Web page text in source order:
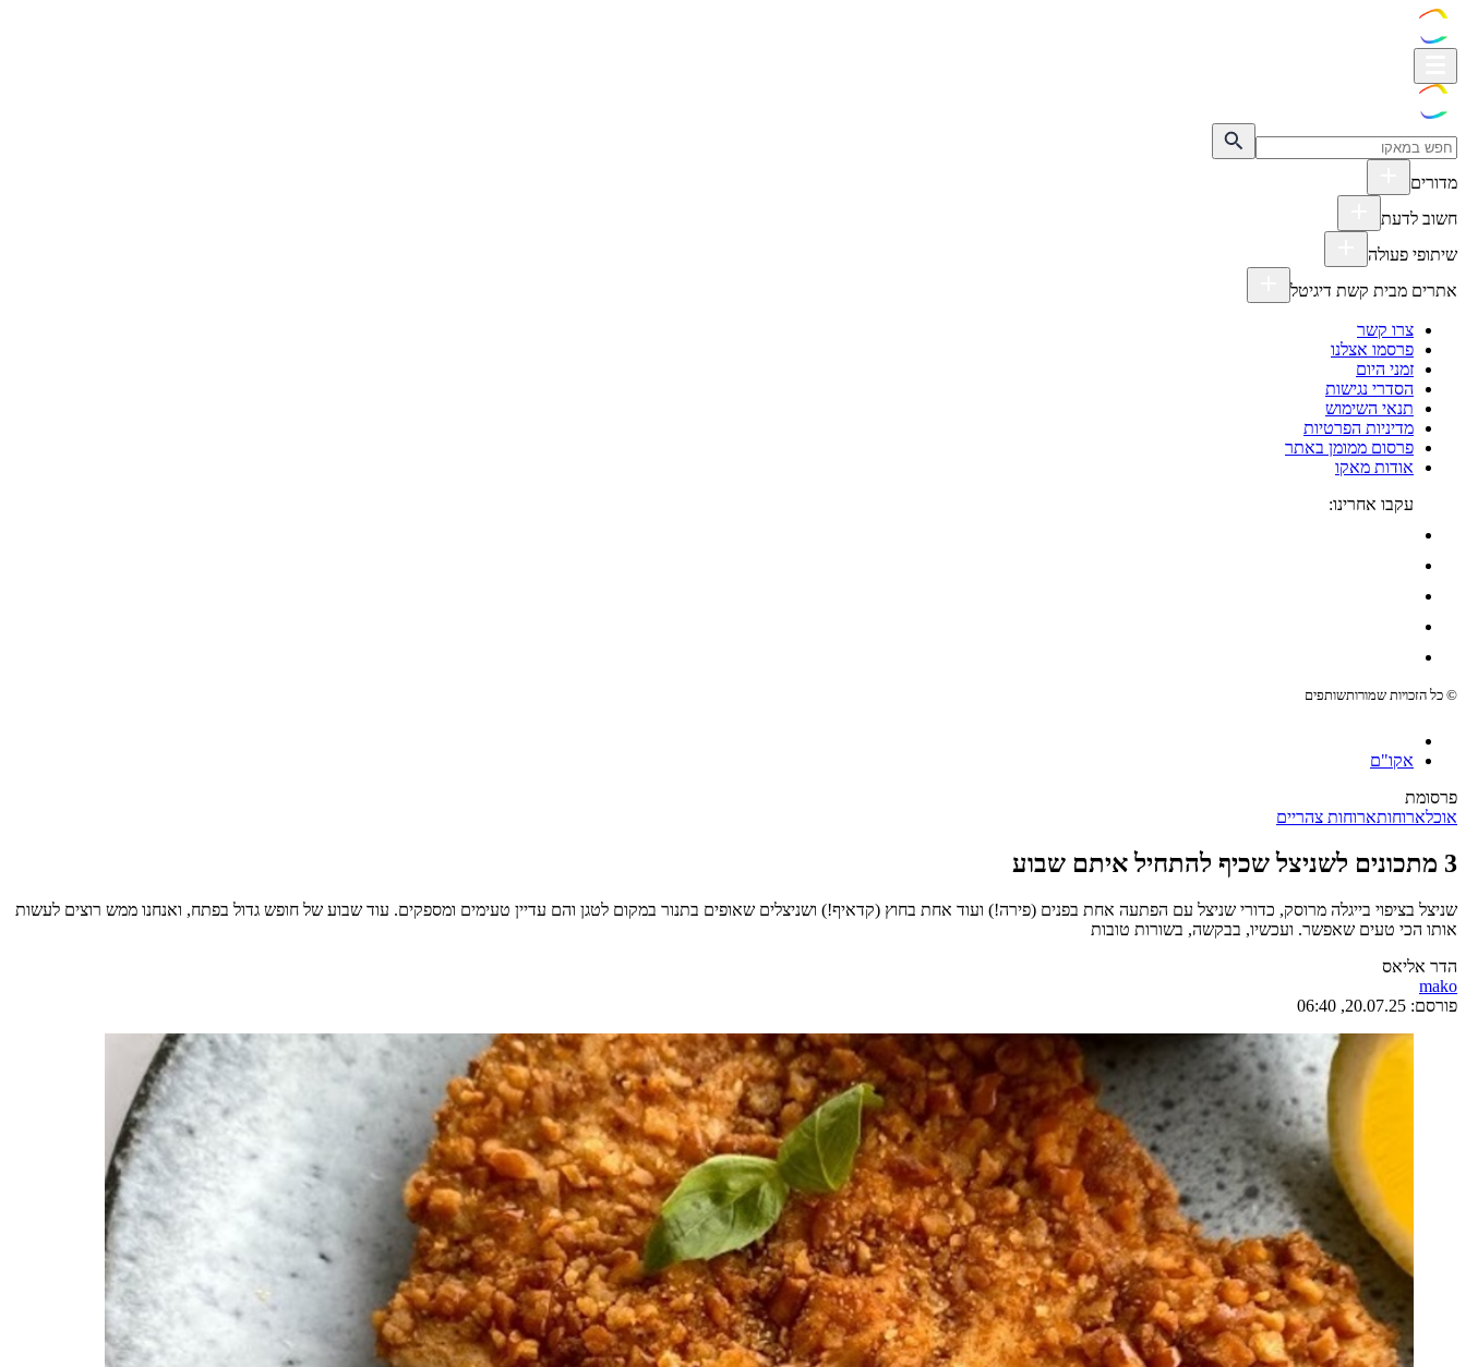
מדורים
חשוב לדעת
שיתופי פעולה
אתרים מבית קשת דיגיטל
צרו קשר
פרסמו אצלנו
זמני היום
הסדרי נגישות
תנאי השימוש
מדיניות הפרטיות
פרסום ממומן באתר
אודות מאקו
עקבו אחרינו:
© כל הזכויות שמורותשותפים
אקו"ם
פרסומת
אוכלארוחותארוחות צהריים
3 מתכונים לשניצל שכיף להתחיל איתם שבוע
שניצל בציפוי בייגלה מרוסק, כדורי שניצל עם הפתעה אחת בפנים (פירה!) ועוד אחת בחוץ (קדאיף!) ושניצלים שאופים בתנור במקום לטגן והם עדיין טעימים ומספקים. עוד שבוע של חופש גדול בפתח, ואנחנו ממש רוצים לעשות
אותו הכי טעים שאפשר. ועכשיו, בבקשה, בשורות טובות
הדר אליאס
mako
פורסם: 20.07.25, 06:40